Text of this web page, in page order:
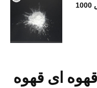
برابر سایش 600 مش 700 مش 800 مش 1000
قهوه ای قهوه